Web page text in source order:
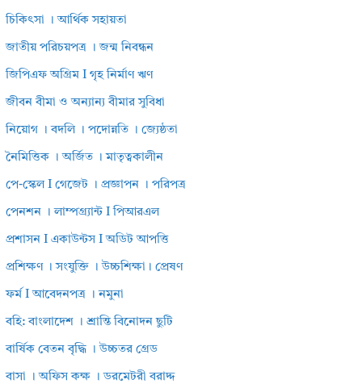
চিকিৎসা । আর্থিক সহায়তা
জাতীয় পরিচয়পত্র । জন্ম নিবন্ধন
জিপিএফ অগ্রিম I গৃহ নির্মাণ ঋণ
জীবন বীমা ও অন্যান্য বীমার সুবিধা
নিয়োগ । বদলি । পদোন্নতি । জ্যেষ্ঠতা
নৈমিত্তিক । অর্জিত । মাতৃত্বকালীন
পে-স্কেল I গেজেট । প্রজ্ঞাপন । পরিপত্র
পেনশন । লাম্পগ্র্যান্ট I পিআরএল
প্রশাসন I একাউন্টস I অডিট আপত্তি
প্রশিক্ষণ । সংযুক্তি । উচ্চশিক্ষা। প্রেষণ
ফর্ম I আবেদনপত্র । নমুনা
বহি: বাংলাদেশ । শ্রান্তি বিনোদন ছুটি
বার্ষিক বেতন বৃদ্ধি । উচ্চতর গ্রেড
বাসা । অফিস কক্ষ । ডরমেটরী বরাদ্দ